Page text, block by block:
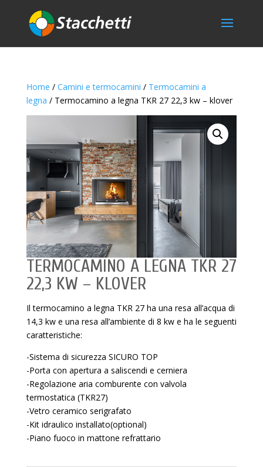
Home / Camini e termocamini / Termocamini a
legna / Termocamino a legna TKR 27 22,3 kw – klover
TERMOCAMINO A LEGNA TKR 27
22,3 KW – KLOVER
Il termocamino a legna TKR 27 ha una resa all’acqua di
14,3 kw e una resa all’ambiente di 8 kw e ha le seguenti
caratteristiche:
-Sistema di sicurezza SICURO TOP
-Porta con apertura a saliscendi e cerniera
-Regolazione aria comburente con valvola
termostatica (TKR27)
-Vetro ceramico serigrafato
-Kit idraulico installato(optional)
-Piano fuoco in mattone refrattario